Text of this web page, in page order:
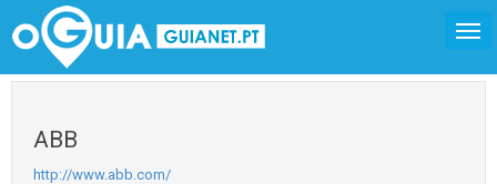
ABB
http://www.abb.com/